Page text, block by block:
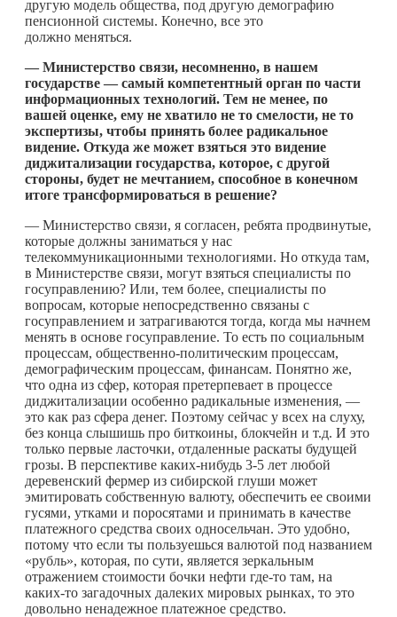
другую модель общества, под другую демографию
пенсионной системы. Конечно, все это
должно меняться.
— Министерство связи, несомненно, в нашем
государстве — самый компетентный орган по части
информационных технологий. Тем не менее, по
вашей оценке, ему не хватило не то смелости, не то
экспертизы, чтобы принять более радикальное
видение. Откуда же может взяться это видение
диджитализации государства, которое, с другой
стороны, будет не мечтанием, способное в конечном
итоге трансформироваться в решение?
— Министерство связи, я согласен, ребята продвинутые,
которые должны заниматься у нас
телекоммуникационными технологиями. Но откуда там,
в Министерстве связи, могут взяться специалисты по
госуправлению? Или, тем более, специалисты по
вопросам, которые непосредственно связаны с
госуправлением и затрагиваются тогда, когда мы начнем
менять в основе госуправление. То есть по социальным
процессам, общественно-политическим процессам,
демографическим процессам, финансам. Понятно же,
что одна из сфер, которая претерпевает в процессе
диджитализации особенно радикальные изменения, —
это как раз сфера денег. Поэтому сейчас у всех на слуху,
без конца слышишь про биткоины, блокчейн и т.д. И это
только первые ласточки, отдаленные раскаты будущей
грозы. В перспективе каких-нибудь 3-5 лет любой
деревенский фермер из сибирской глуши может
эмитировать собственную валюту, обеспечить ее своими
гусями, утками и поросятами и принимать в качестве
платежного средства своих односельчан. Это удобно,
потому что если ты пользуешься валютой под названием
«рубль», которая, по сути, является зеркальным
отражением стоимости бочки нефти где-то там, на
каких-то загадочных далеких мировых рынках, то это
довольно ненадежное платежное средство.